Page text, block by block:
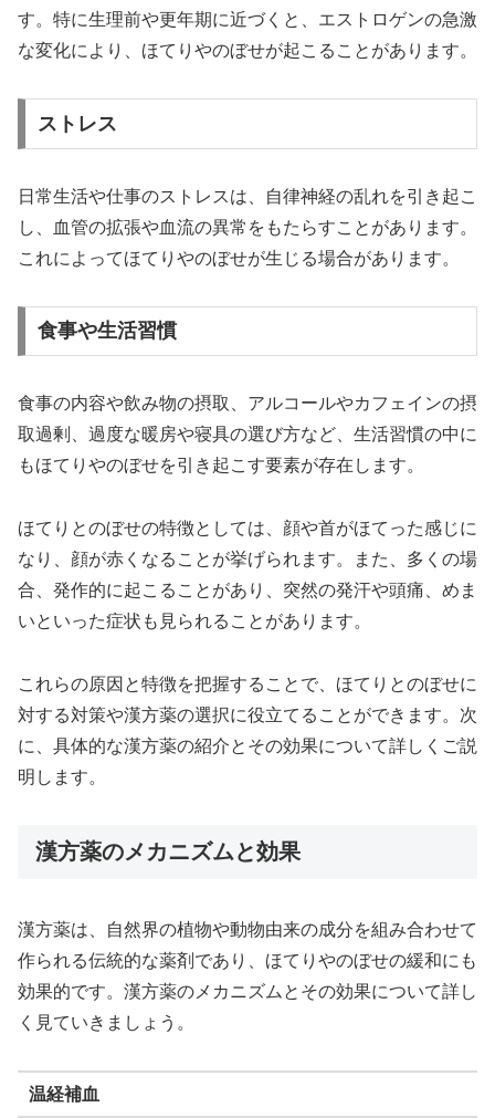
す。特に生理前や更年期に近づくと、エストロゲンの急激
な変化により、ほてりやのぼせが起こることがあります。
ストレス
日常生活や仕事のストレスは、自律神経の乱れを引き起こ
し、血管の拡張や血流の異常をもたらすことがあります。
これによってほてりやのぼせが生じる場合があります。
食事や生活習慣
食事の内容や飲み物の摂取、アルコールやカフェインの摂
取過剰、過度な暖房や寝具の選び方など、生活習慣の中に
もほてりやのぼせを引き起こす要素が存在します。
ほてりとのぼせの特徴としては、顔や首がほてった感じに
なり、顔が赤くなることが挙げられます。また、多くの場
合、発作的に起こることがあり、突然の発汗や頭痛、めま
いといった症状も見られることがあります。
これらの原因と特徴を把握することで、ほてりとのぼせに
対する対策や漢方薬の選択に役立てることができます。次
に、具体的な漢方薬の紹介とその効果について詳しくご説
明します。
漢方薬のメカニズムと効果
漢方薬は、自然界の植物や動物由来の成分を組み合わせて
作られる伝統的な薬剤であり、ほてりやのぼせの緩和にも
効果的です。漢方薬のメカニズムとその効果について詳し
く見ていきましょう。
温経補血